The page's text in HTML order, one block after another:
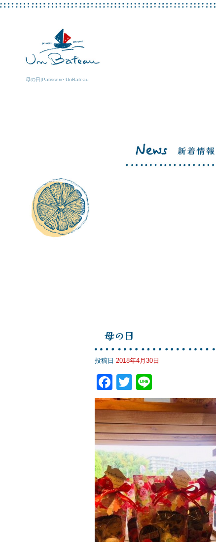
母の日|Patisserie UnBateau
母の日
投稿日 2018年4月30日
F
a
c
e
b
o
o
k
T
wi
tt
er
n
e